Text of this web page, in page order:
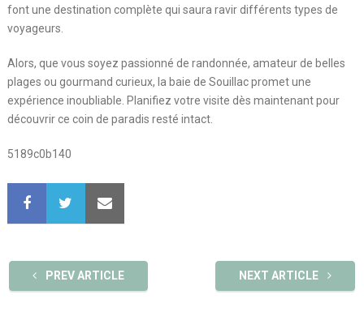
font une destination complète qui saura ravir différents types de
voyageurs.
Alors, que vous soyez passionné de randonnée, amateur de belles
plages ou gourmand curieux, la baie de Souillac promet une
expérience inoubliable. Planifiez votre visite dès maintenant pour
découvrir ce coin de paradis resté intact.
5189c0b140
PREV ARTICLE NEXT ARTICLE